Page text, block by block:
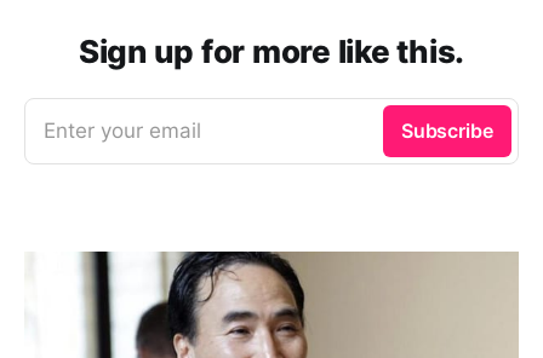
Sign up for more like this.
Enter your email Subscribe